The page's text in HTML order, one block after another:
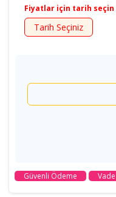
Fiyatlar için tarih seçin
Tarih Seçiniz
Güvenli Ödeme